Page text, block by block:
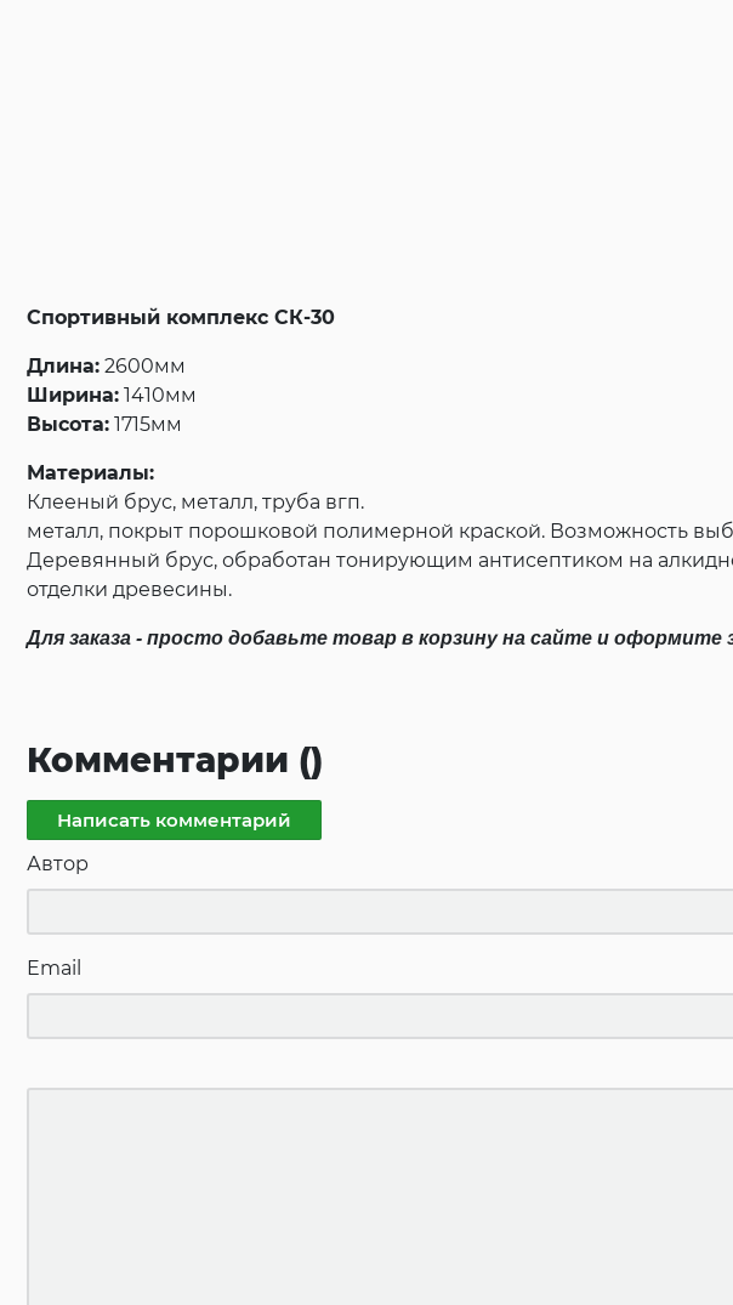
Спортивный комплекс СК-30
Длина: 2600мм
Ширина: 1410мм
Высота: 1715мм
Материалы:
Клееный брус, металл, труба вгп.
металл, покрыт порошковой полимерной краской. Возможность
Деревянный брус, обработан тонирующим антисептиком на
отделки древесины.
Для заказа - просто добавьте товар в корзину на сайте и
Комментарии ()
Написать комментарий
Автор
Email